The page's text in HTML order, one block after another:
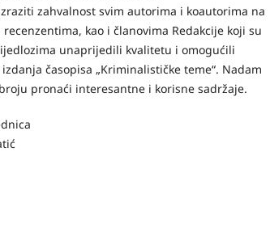
zahvalnost svim autorima i koautorima na
kao i članovima Redakcije koji su
unaprijedili kvalitetu i omogućili
časopisa „Kriminalističke teme“. Nadam
pronaći interesantne i korisne sadržaje.